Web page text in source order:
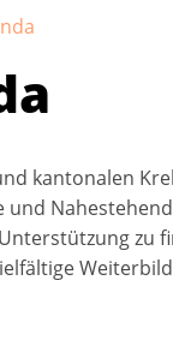
kantonalen
zu